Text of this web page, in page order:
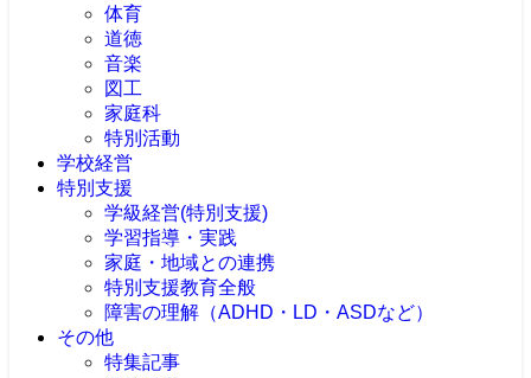
体育
道徳
音楽
図工
家庭科
特別活動
学校経営
特別支援
学級経営(特別支援)
学習指導・実践
家庭・地域との連携
特別支援教育全般
障害の理解（ADHD・LD・ASDなど）
その他
特集記事